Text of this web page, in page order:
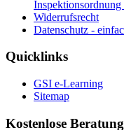
Widerrufsrecht
Datenschutz -
Quicklinks
GSI e-Learning
Sitemap
Kostenlose Beratung